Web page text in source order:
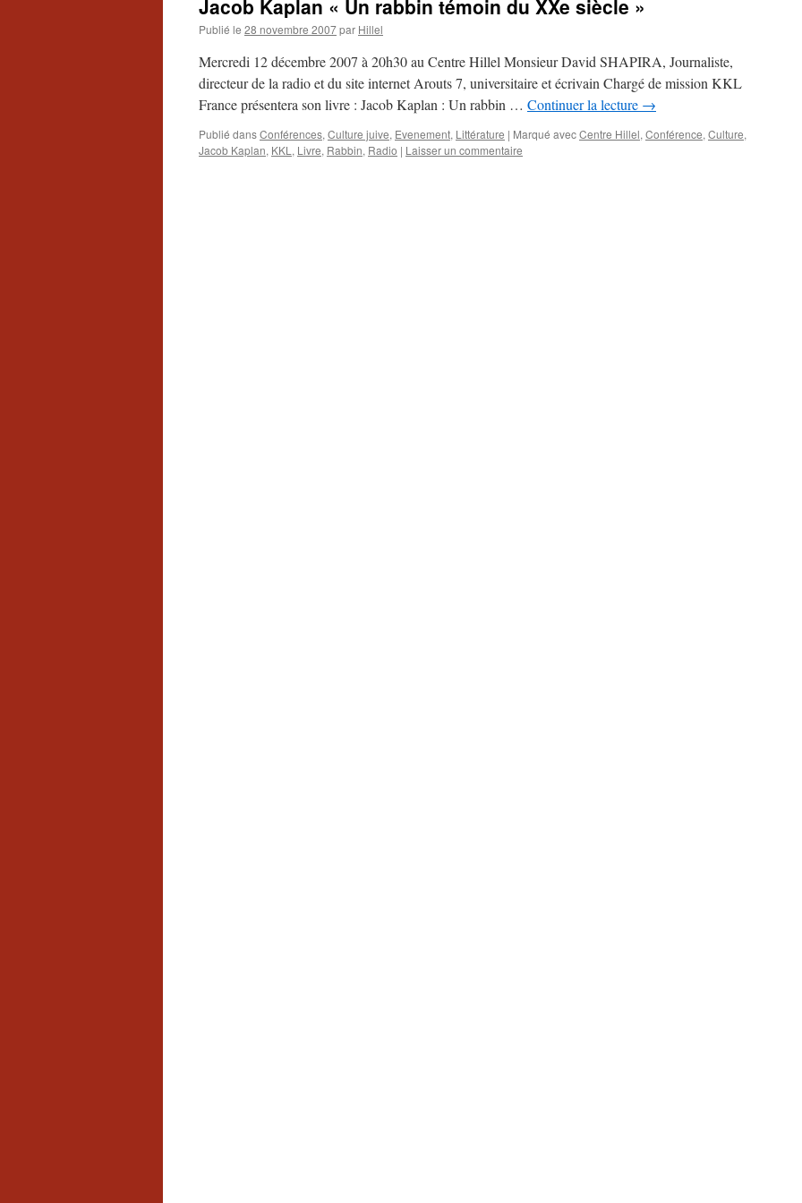
Jacob Kaplan « Un rabbin témoin du XXe siècle »
Publié le 28 novembre 2007par Hillel
Mercredi 12 décembre 2007 à 20h30 au Centre Hillel Monsieur David SHAPIRA, Journaliste,
directeur de la radio et du site internet Arouts 7, universitaire et écrivain Chargé de mission KKL
France présentera son livre : Jacob Kaplan : Un rabbin … Continuer la lecture →
Publié dansConférences, Culture juive, Evenement, Littérature | Marqué avecCentre Hillel, Conférence, Culture,
Jacob Kaplan, KKL , Livre, Rabbin, Radio | Laisser un commentaire